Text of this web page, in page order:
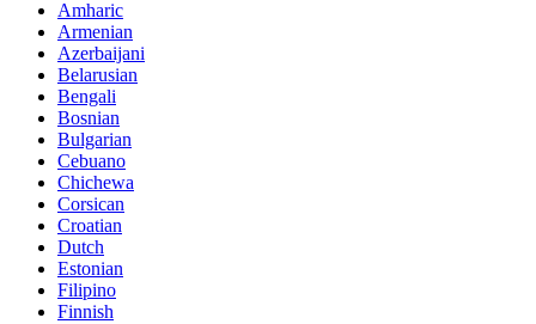
Amharic
Armenian
Azerbaijani
Belarusian
Bengali
Bosnian
Bulgarian
Cebuano
Chichewa
Corsican
Croatian
Dutch
Estonian
Filipino
Finnish